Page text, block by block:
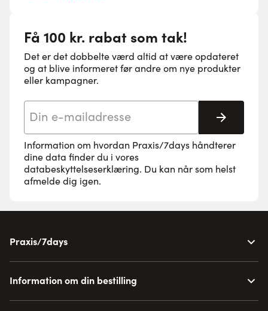
Få 100 kr. rabat som tak!
Det er det dobbelte værd altid at være opdateret
og at blive informeret før andre om nye produkter
eller kampagner.
Tilmeld
Information om hvordan Praxis/7days håndterer
dine data finder du i vores
databeskyttelseserklæring. Du kan når som helst
afmelde dig igen.
Praxis/7days
Information om din bestilling